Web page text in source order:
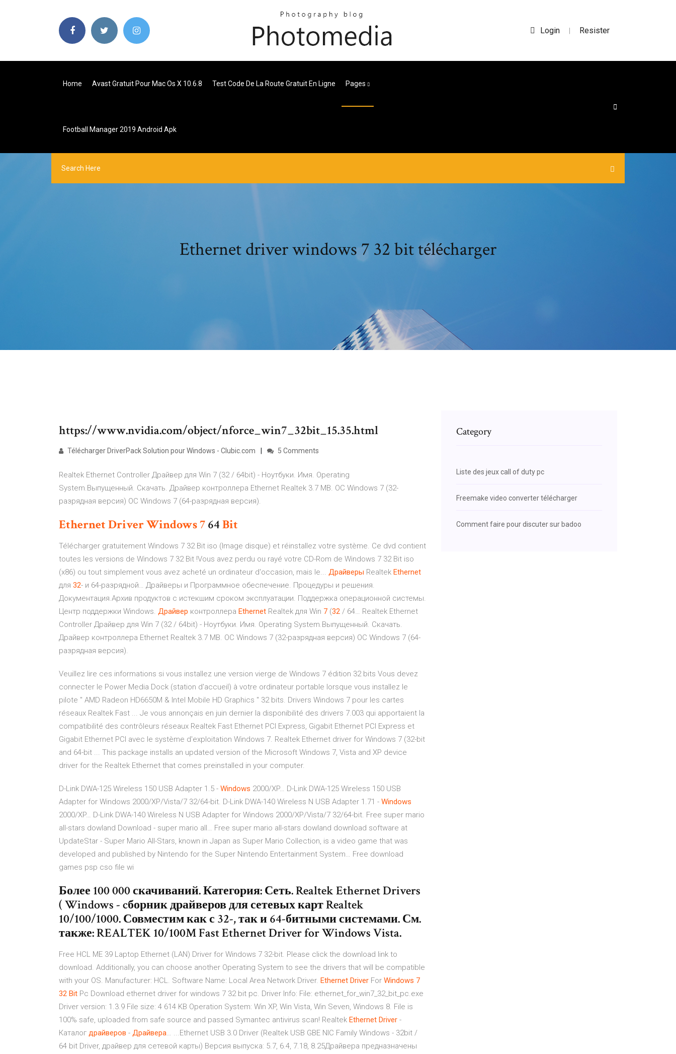
Login | Resister
Home Avast Gratuit Pour Mac Os X 10.6.8 Test Code De La Route Gratuit En Ligne Pages
Football Manager 2019 Android Apk
Ethernet driver windows 7 32 bit télécharger
https://www.nvidia.com/object/nforce_win7_32bit_15.35.html
Télécharger DriverPack Solution pour Windows - Clubic.com 5 Comments
Realtek Ethernet Controller Драйвер для Win 7 (32 / 64bit) - Ноутбуки. Имя. Operating
System.Выпущенный. Скачать. Драйвер контроллера Ethernet Realtek 3.7 MB. ОС Windows 7 (32-
разрядная версия) ОС Windows 7 (64-разрядная версия).
EthernetDriverWindows764Bit
Télécharger gratuitement Windows 7 32 Bit iso (Image disque) et réinstallez votre système. Ce dvd contient
toutes les versions de Windows 7 32 Bit !Vous avez perdu ou rayé votre CD-Rom de Windows 7 32 Bit iso
(x86) ou tout simplement vous avez acheté un ordinateur d'occasion, mais le... Драйверы Realtek Ethernet
для 32- и 64-разрядной… Драйверы и Программное обеспечение. Процедуры и решения.
Документация.Архив продуктов с истекшим сроком эксплуатации. Поддержка операционной системы.
Центр поддержки Windows. Драйвер контроллера Ethernet Realtek для Win 7 (32 / 64… Realtek Ethernet
Controller Драйвер для Win 7 (32 / 64bit) - Ноутбуки. Имя. Operating System.Выпущенный. Скачать.
Драйвер контроллера Ethernet Realtek 3.7 MB. ОС Windows 7 (32-разрядная версия) ОС Windows 7 (64-
разрядная версия).
Veuillez lire ces informations si vous installez une version vierge de Windows 7 édition 32 bits Vous devez
connecter le Power Media Dock (station d'accueil) à votre ordinateur portable lorsque vous installez le
pilote " AMD Radeon HD6650M & Intel Mobile HD Graphics " 32 bits. Drivers Windows 7 pour les cartes
réseaux Realtek Fast ... Je vous annonçais en juin dernier la disponibilité des drivers 7.003 qui apportaient la
compatibilité des contrôleurs réseaux Realtek Fast Ethernet PCI Express, Gigabit Ethernet PCI Express et
Gigabit Ethernet PCI avec le système d'exploitation Windows 7. Realtek Ethernet driver for Windows 7 (32-bit
and 64-bit ... This package installs an updated version of the Microsoft Windows 7, Vista and XP device
driver for the Realtek Ethernet that comes preinstalled in your computer.
D-Link DWA-125 Wireless 150 USB Adapter 1.5 - Windows 2000/XP… D-Link DWA-125 Wireless 150 USB
Adapter for Windows 2000/XP/Vista/7 32/64-bit. D-Link DWA-140 Wireless N USB Adapter 1.71 - Windows
2000/XP… D-Link DWA-140 Wireless N USB Adapter for Windows 2000/XP/Vista/7 32/64-bit. Free super mario
all-stars dowland Download - super mario all… Free super mario all-stars dowland download software at
UpdateStar - Super Mario All-Stars, known in Japan as Super Mario Collection, is a video game that was
developed and published by Nintendo for the Super Nintendo Entertainment System… Free download
games psp cso file wi
Более 100 000 скачиваний. Категория: Сеть. Realtek Ethernet Drivers
( Windows - cборник драйверов для сетевых карт Realtek
10/100/1000. Совместим как с 32-, так и 64-битными системами. См.
также: REALTEK 10/100M Fast Ethernet Driver for Windows Vista.
Free HCL ME 39 Laptop Ethernet (LAN) Driver for Windows 7 32-bit. Please click the download link to
download. Additionally, you can choose another Operating System to see the drivers that will be compatible
with your OS. Manufacturer: HCL. Software Name: Local Area Network Driver. Ethernet Driver For Windows 7
32 Bit Pc Download ethernet driver for windows 7 32 bit pc. Driver Info: File: ethernet_for_win7_32_bit_pc.exe
Driver version: 1.3.9 File size: 4 614 KB Operation System: Win XP, Win Vista, Win Seven, Windows 8. File is
100% safe, uploaded from safe source and passed Symantec antivirus scan! Realtek Ethernet Driver -
Каталог драйверов - Драйвера… ...Ethernet USB 3.0 Driver (Realtek USB GBE NIC Family Windows - 32bit /
64 bit Driver, драйвер для сетевой карты) Версия выпуска: 5.7, 6.4, 7.18, 8.25Драйвера предназначены
Category
Liste des jeux call of duty pc
Freemake video converter télécharger
Comment faire pour discuter sur badoo